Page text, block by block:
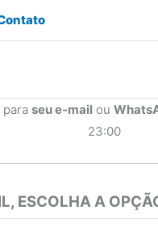
seu e-mail ou
23:00
ESCOLHA A